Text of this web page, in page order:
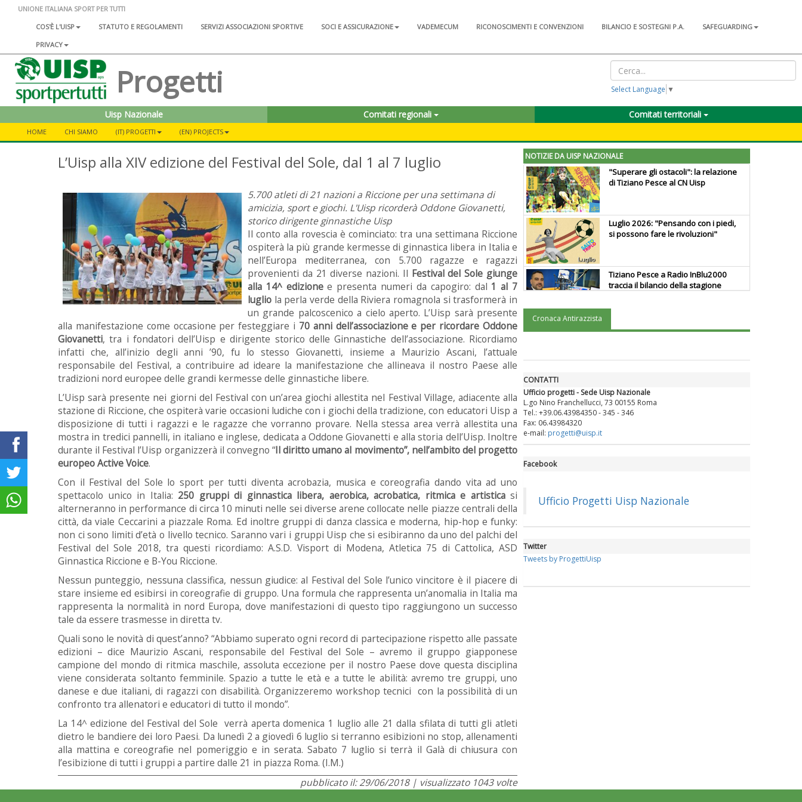
UNIONE ITALIANA SPORT PER TUTTI
COS'È L'UISP
STATUTO E REGOLAMENTI SERVIZI ASSOCIAZIONI SPORTIVE SOCI E ASSICURAZIONE VADEMECUM RICONOSCIMENTI E CONVENZIONI BILANCIO E SOSTEGNI P.A.
SAFEGUARDING
PRIVACY
Progetti Select Language ▼
Uisp Nazionale Comitati regionali Comitati territoriali
HOME CHI SIAMO (IT) PROGETTI (EN) PROJECTS
L’Uisp alla XIV edizione del Festival del Sole, dal 1 al 7 luglio
5.700 atleti di 21 nazioni a Riccione per una settimana di
amicizia, sport e giochi. L'Uisp ricorderà Oddone Giovanetti,
storico dirigente ginnastiche Uisp
Il conto alla rovescia è cominciato: tra una settimana Riccione
ospiterà la più grande kermesse di ginnastica libera in Italia e
nell’Europa mediterranea, con 5.700 ragazze e ragazzi
provenienti da 21 diverse nazioni. Il Festival del Sole giunge
alla 14^ edizionee presenta numeri da capogiro: dal 1 al 7
luglio la perla verde della Riviera romagnola si trasformerà in
un grande palcoscenico a cielo aperto. L’Uisp sarà presente
alla manifestazione come occasione per festeggiare i 70 anni dell’associazione e per ricordare Oddone
Giovanetti, tra i fondatori dell’Uisp e dirigente storico delle Ginnastiche dell’associazione. Ricordiamo
infatti che, all’inizio degli anni ’90, fu lo stesso Giovanetti, insieme a Maurizio Ascani, l’attuale
responsabile del Festival, a contribuire ad ideare la manifestazione che allineava il nostro Paese alle
tradizioni nord europee delle grandi kermesse delle ginnastiche libere.
L’Uisp sarà presente nei giorni del Festival con un’area giochi allestita nel Festival Village, adiacente alla
stazione di Riccione, che ospiterà varie occasioni ludiche con i giochi della tradizione, con educatori Uisp a
disposizione di tutti i ragazzi e le ragazze che vorranno provare. Nella stessa area verrà allestita una
mostra in tredici pannelli, in italiano e inglese, dedicata a Oddone Giovanetti e alla storia dell’Uisp. Inoltre
durante il Festival l’Uisp organizzerà il convegno “Il diritto umano al movimento”, nell’ambito del progetto
europeo Active Voice.
Con il Festival del Sole lo sport per tutti diventa acrobazia, musica e coreografia dando vita ad uno
spettacolo unico in Italia: 250 gruppi di ginnastica libera, aerobica, acrobatica, ritmica e artisticasi
alterneranno in performance di circa 10 minuti nelle sei diverse arene collocate nelle piazze centrali della
città, da viale Ceccarini a piazzale Roma. Ed inoltre gruppi di danza classica e moderna, hip-hop e funky:
non ci sono limiti d’età o livello tecnico. Saranno vari i gruppi Uisp che si esibiranno da uno del palchi del
Festival del Sole 2018, tra questi ricordiamo: A.S.D. Visport di Modena, Atletica 75 di Cattolica, ASD
Ginnastica Riccione e B-You Riccione.
Nessun punteggio, nessuna classifica, nessun giudice: al Festival del Sole l’unico vincitore è il piacere di
stare insieme ed esibirsi in coreografie di gruppo. Una formula che rappresenta un’anomalia in Italia ma
rappresenta la normalità in nord Europa, dove manifestazioni di questo tipo raggiungono un successo
tale da essere trasmesse in diretta tv.
Quali sono le novità di quest’anno? “Abbiamo superato ogni record di partecipazione rispetto alle passate
edizioni – dice Maurizio Ascani, responsabile del Festival del Sole – avremo il gruppo giapponese
campione del mondo di ritmica maschile, assoluta eccezione per il nostro Paese dove questa disciplina
viene considerata soltanto femminile. Spazio a tutte le età e a tutte le abilità: avremo tre gruppi, uno
danese e due italiani, di ragazzi con disabilità. Organizzeremo workshop tecnici con la possibilità di un
confronto tra allenatori e educatori di tutto il mondo”.
La 14^ edizione del Festival del Sole verrà aperta domenica 1 luglio alle 21 dalla sfilata di tutti gli atleti
dietro le bandiere dei loro Paesi. Da lunedì 2 a giovedì 6 luglio si terranno esibizioni no stop, allenamenti
alla mattina e coreografie nel pomeriggio e in serata. Sabato 7 luglio si terrà il Galà di chiusura con
l’esibizione di tutti i gruppi a partire dalle 21 in piazza Roma. (I.M.)
pubblicato il: 29/06/2018 | visualizzato 1043 volte
NOTIZIE DA UISP NAZIONALE
"Superare gli ostacoli": la relazione
di Tiziano Pesce al CN Uisp
Luglio 2026: "Pensando con i piedi,
si possono fare le rivoluzioni"
Tiziano Pesce a Radio InBlu2000
traccia il bilancio della stagione
prosegue anche in estate
Cronaca Antirazzista
CONTATTI
Ufficio progetti - Sede Uisp Nazionale
L.go Nino Franchellucci, 73 00155 Roma
Tel.: +39.06.43984350 - 345 - 346
Fax: 06.43984320
e-mail: progetti@uisp.it
Facebook
Ufficio Progetti Uisp Nazionale
Twitter
Tweets by ProgettiUisp